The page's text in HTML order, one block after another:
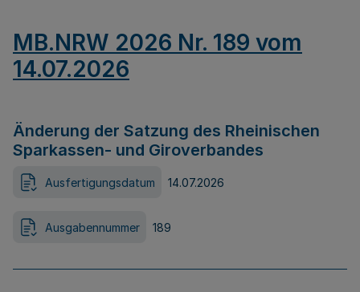
MB.NRW 2026 Nr. 189 vom
14.07.2026
Änderung der Satzung des Rheinischen
Sparkassen- und Giroverbandes
Ausfertigungsdatum 14.07.2026
Ausgabennummer 189